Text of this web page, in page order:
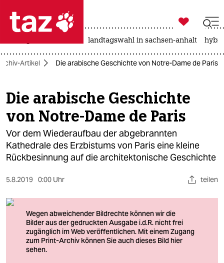
 taz zahl ich
taz zahl ich
themen
politik
öko
gesellschaft
kultur
sport
berlin
nord

taz zahl ich
landtagswahl in sachsen-anhalt
Artikel Die arabische Geschichte von Notre-Dame de Paris
Die arabische Geschichte
von Notre-Dame de Paris
Vor dem Wiederaufbau der abgebrannten
Kathedrale des Erzbistums von Paris eine kleine
Rückbesinnung auf die architektonische Geschichte
5.8.2019 0:00 Uhr teilen